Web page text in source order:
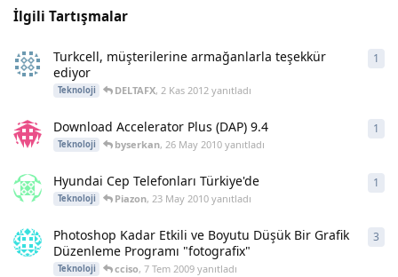
İlgili Tartışmalar
Turkcell, müşterilerine armağanlarla teşekkür
ediyor
Teknoloji DELTAFX,2 Kas 2012 yanıtladı
1
Download Accelerator Plus (DAP) 9.4
Teknoloji byserkan,26 May 2010 yanıtladı
1
Hyundai Cep Telefonları Türkiye'de
Teknoloji Piazon,23 May 2010 yanıtladı
1
Photoshop Kadar Etkili ve Boyutu Düşük Bir Grafik
Düzenleme Programı "fotografix"
Teknoloji cciso,7 Tem 2009 yanıtladı
3